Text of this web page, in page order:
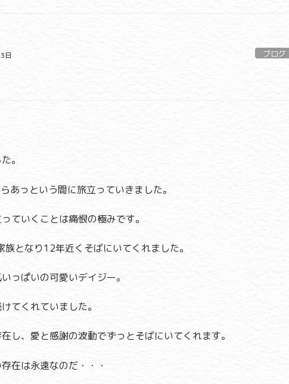
日 ブログ
。
あっという間に旅立っていきました。
ていくことは痛恨の極みです。
となり12年近くそばにいてくれました。
っぱいの可愛いデイジー。
てくれていました。
し、愛と感謝の波動でずっとそばにいてくれます。
在は永遠なのだ・・・